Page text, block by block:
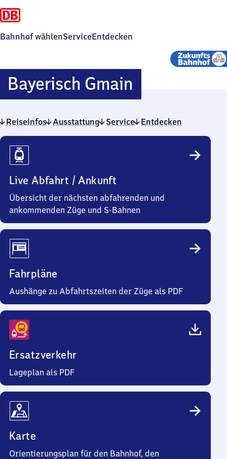
Bahnhof wählenServiceEntdecken
Bayerisch GmainBayerisch
Gmain
Reiseinfos Ausstattung Service Entdecken
Reiseinfos
Live Abfahrt / Ankunft
Übersicht der nächsten abfahrenden und
ankommenden Züge und S-Bahnen
Fahrpläne
Aushänge zu Abfahrtszeiten der Züge als PDF
Ersatzverkehr
Lageplan als PDF
Karte
Orientierungsplan für den Bahnhof, den